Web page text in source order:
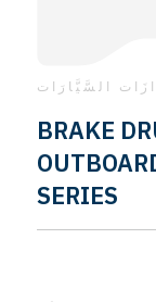
السَّيَّارَات
BRAKE
SERIES